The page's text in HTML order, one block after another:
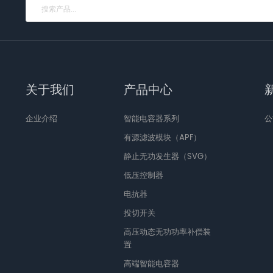
关于我们
企业介绍
产品中心
智能电容器系列
有源滤波模块（APF）
静止无功发生器（SVG）
低压控制器
电抗器
投切开关
高压动态无功功率补偿装
置
高端智能电容器